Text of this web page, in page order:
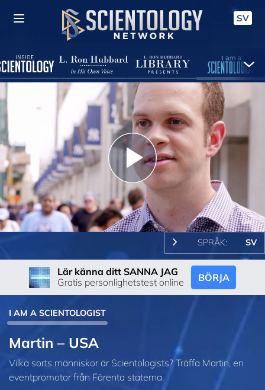
SV
Play
Video
SPRÅK: SV
Lär känna ditt SANNA JAG
Gratis personlighetstest online
BÖRJA
I AM A SCIENTOLOGIST
Martin – USA
Vilka sorts människor är Scientologists? Träffa Martin, en
eventpromotor från Förenta staterna.